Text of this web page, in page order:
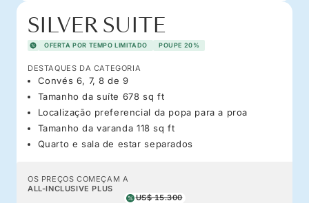
SILVER SUITE
OFERTA POR TEMPO LIMITADO POUPE 20%
DESTAQUES DA CATEGORIA
Convés 6, 7, 8 de 9
Tamanho da suíte 678 sq ft
Localização preferencial da popa para a proa
Tamanho da varanda 118 sq ft
Quarto e sala de estar separados
OS PREÇOS COMEÇAM A
ALL-INCLUSIVE PLUS
US$ 15.300